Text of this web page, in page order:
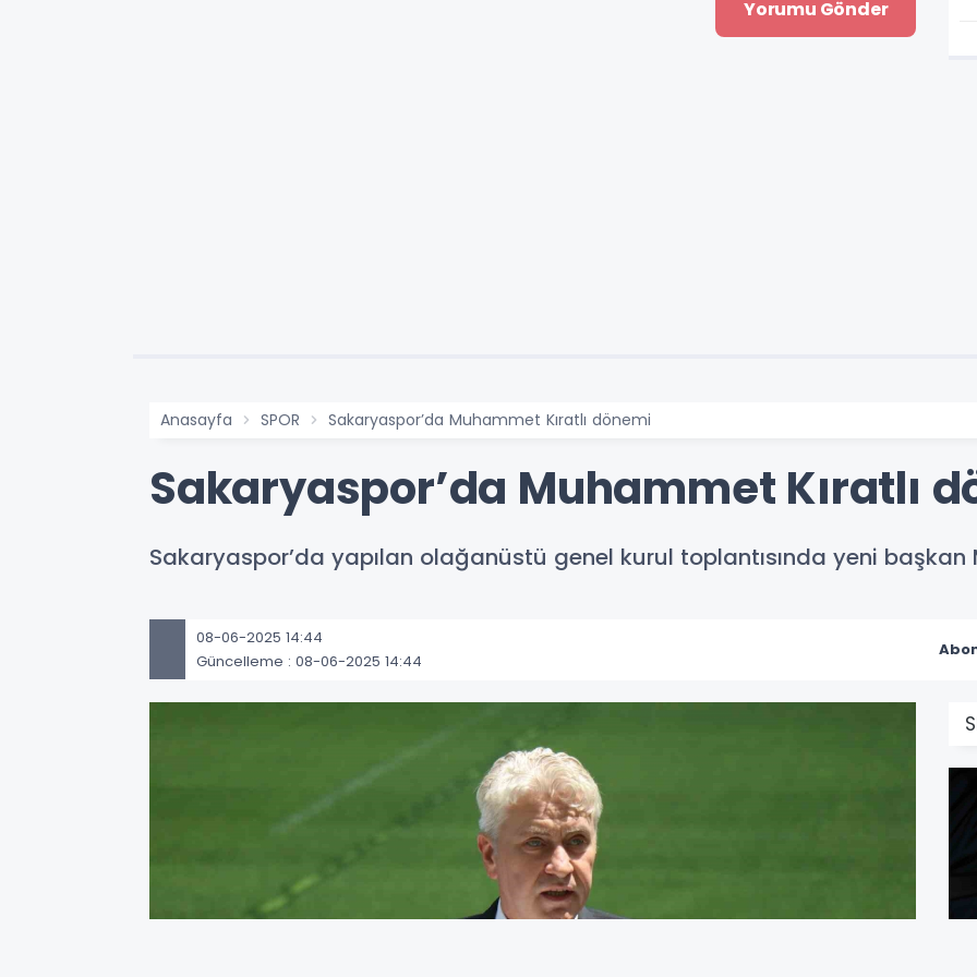
Anasayfa SPOR Sakaryaspor’da Muhammet Kıratlı dönemi
Sakaryaspor’da Muhammet Kıratlı
Sakaryaspor’da yapılan olağanüstü genel kurul toplantısında yeni başkan
08-06-2025 14:44
Güncelleme : 08-06-2025 14:44